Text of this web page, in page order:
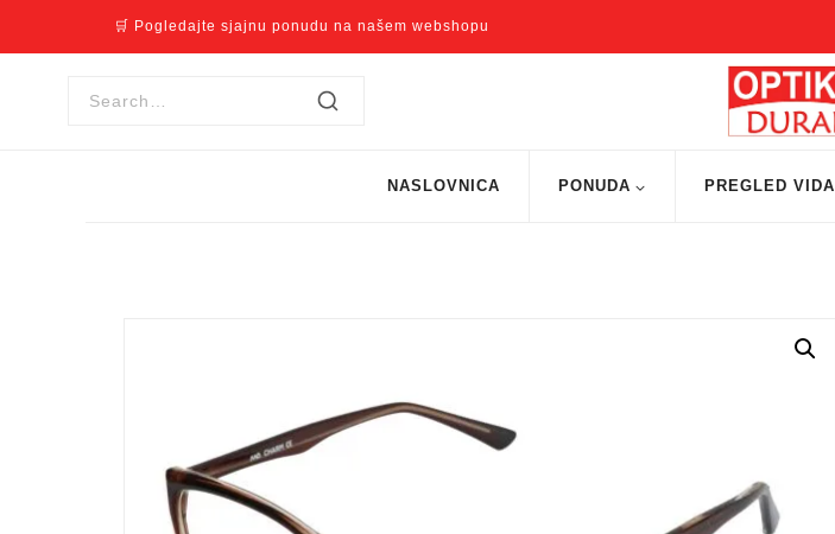
🛒 Pogledajte sjajnu ponudu na našem webshopu
NASLOVNICA PONUDA PREGLED VIDA